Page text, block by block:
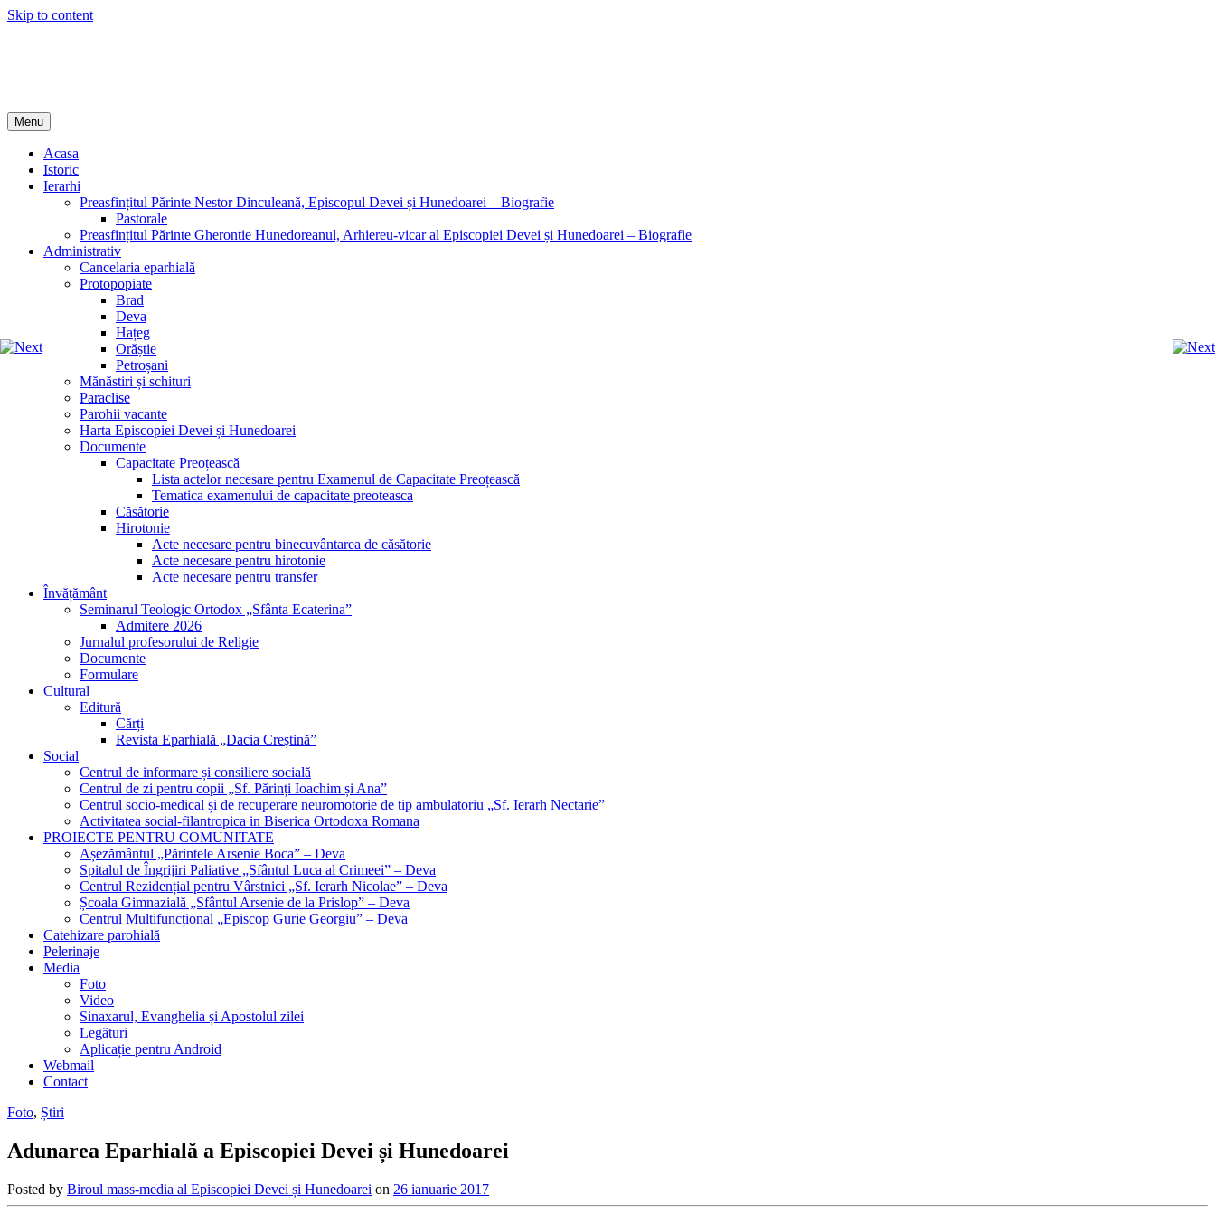
Skip to content
Menu
Acasa
Istoric
Ierarhi
Preasfințitul Părinte Nestor Dinculeană, Episcopul Devei și Hunedoarei – Biografie
Pastorale
Preasfințitul Părinte Gherontie Hunedoreanul, Arhiereu-vicar al Episcopiei Devei și Hunedoarei – Biografie
Administrativ
Cancelaria eparhială
Protopopiate
Brad
Deva
Hațeg
Orăștie
Petroșani
Mănăstiri și schituri
Paraclise
Parohii vacante
Harta Episcopiei Devei și Hunedoarei
Documente
Capacitate Preoțească
Lista actelor necesare pentru Examenul de Capacitate Preoțească
Tematica examenului de capacitate preoteasca
Căsătorie
Hirotonie
Acte necesare pentru binecuvântarea de căsătorie
Acte necesare pentru hirotonie
Acte necesare pentru transfer
Învățământ
Seminarul Teologic Ortodox „Sfânta Ecaterina”
Admitere 2026
Jurnalul profesorului de Religie
Documente
Formulare
Cultural
Editură
Cărți
Revista Eparhială „Dacia Creștină”
Social
Centrul de informare și consiliere socială
Centrul de zi pentru copii „Sf. Părinți Ioachim și Ana”
Centrul socio-medical și de recuperare neuromotorie de tip ambulatoriu „Sf. Ierarh Nectarie”
Activitatea social-filantropica in Biserica Ortodoxa Romana
PROIECTE PENTRU COMUNITATE
Așezământul „Părintele Arsenie Boca” – Deva
Spitalul de Îngrijiri Paliative „Sfântul Luca al Crimeei” – Deva
Centrul Rezidențial pentru Vârstnici „Sf. Ierarh Nicolae” – Deva
Școala Gimnazială „Sfântul Arsenie de la Prislop” – Deva
Centrul Multifuncțional „Episcop Gurie Georgiu” – Deva
Catehizare parohială
Pelerinaje
Media
Foto
Video
Sinaxarul, Evanghelia și Apostolul zilei
Legături
Aplicație pentru Android
Webmail
Contact
Foto, Știri
Adunarea Eparhială a Episcopiei Devei și Hunedoarei
Posted by Biroul mass-media al Episcopiei Devei și Hunedoarei on 26 ianuarie 2017